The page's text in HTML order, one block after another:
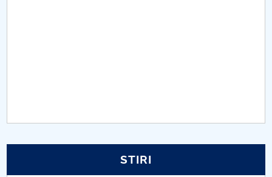
Relații Internaționale
STIRI